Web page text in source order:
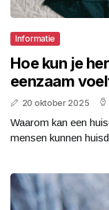
Informatie
Hoe kun je
eenzaam
20 oktober 2025
Waarom kan een
mensen kunnen